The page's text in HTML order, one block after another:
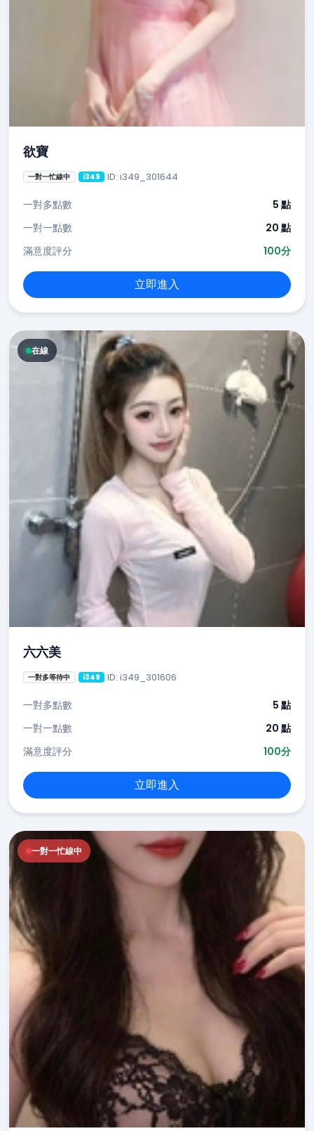
欲寶
一對一忙線中 i349 ID: i349_301644
一對多點數
5 點
一對一點數
20 點
滿意度評分
100分
立即進入
在線
六六美
一對多等待中 i349 ID: i349_301606
一對多點數
5 點
一對一點數
20 點
滿意度評分
100分
立即進入
一對一忙線中